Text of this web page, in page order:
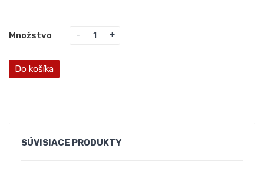
Množstvo
Do košíka
SÚVISIACE PRODUKTY